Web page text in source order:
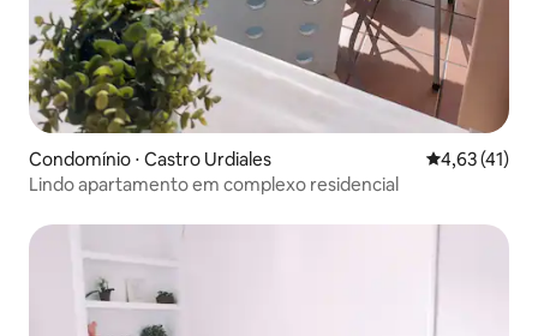
Condomínio ⋅ Castro Urdiales 4,63 de uma
4,63 (41)
Lindo apartamento em complexo residencial